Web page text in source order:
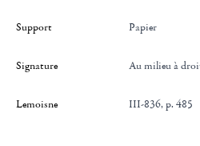
Support Papier
Signature au milieu à
Lemoisne III-836, p. 485